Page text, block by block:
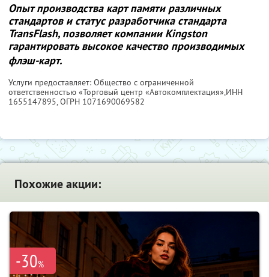
Опыт производства карт памяти различных
стандартов и статус разработчика стандарта
TransFlash, позволяет компании Kingston
гарантировать высокое качество производимых
флэш-карт.
Услуги предоставляет: Общество с ограниченной
ответственностью «Торговый центр «Автокомплектация»,ИНН
1655147895, ОГРН 1071690069582
Похожие акции:
-30%